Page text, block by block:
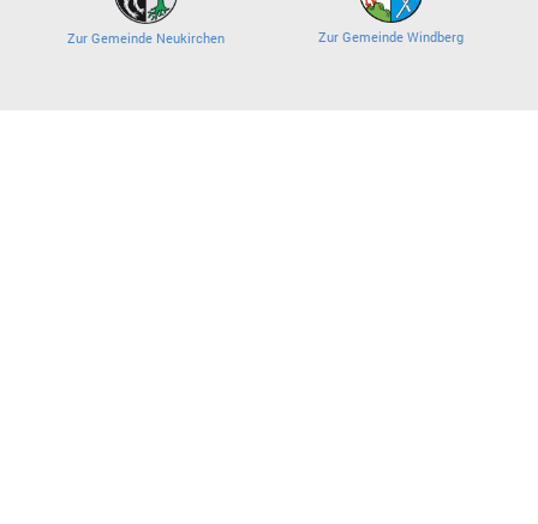
Zur Gemeinde Neukirchen Zur Gemeinde Windberg